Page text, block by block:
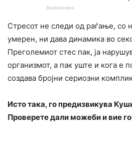
Стресот не следи од раѓање, со
умерен, ни дава динамика во
Преголемиот стес пак, ја
организмот, а пак уште и кога е
создава бројни сериозни
Исто така, го предизвикува
Проверете дали можеби и вие